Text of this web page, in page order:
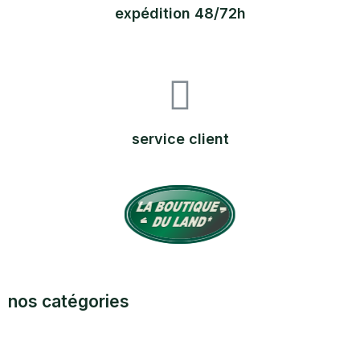
expédition 48/72h
service client
nos catégories